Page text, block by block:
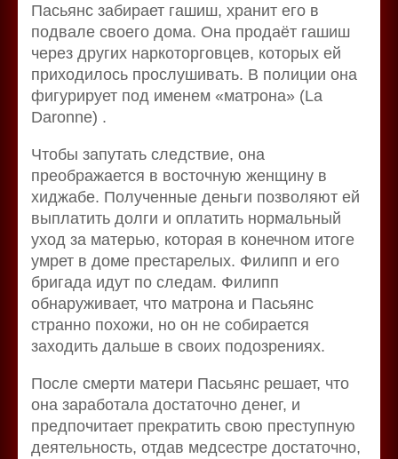
Пасьянс забирает гашиш, хранит его в
подвале своего дома. Она продаёт гашиш
через других наркоторговцев, которых ей
приходилось прослушивать. В полиции она
фигурирует под именем «матрона» (La
Daronne) .
Чтобы запутать следствие, она
преображается в восточную женщину в
хиджабе. Полученные деньги позволяют ей
выплатить долги и оплатить нормальный
уход за матерью, которая в конечном итоге
умрет в доме престарелых. Филипп и его
бригада идут по следам. Филипп
обнаруживает, что матрона и Пасьянс
странно похожи, но он не собирается
заходить дальше в своих подозрениях.
После смерти матери Пасьянс решает, что
она заработала достаточно денег, и
предпочитает прекратить свою преступную
деятельность, отдав медсестре достаточно,